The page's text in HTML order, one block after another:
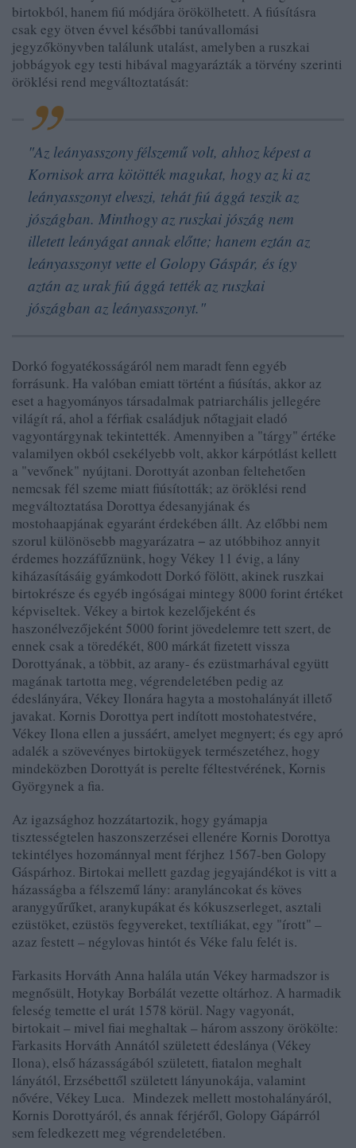
birtokból, hanem fiú módjára örökölhetett. A fiúsításra
csak egy ötven évvel későbbi tanúvallomási
jegyzőkönyvben találunk utalást, amelyben a ruszkai
jobbágyok egy testi hibával magyarázták a törvény szerinti
öröklési rend megváltoztatását:
"Az leányasszony félszemű volt, ahhoz képest a
Kornisok arra kötötték magukat, hogy az ki az
leányasszonyt elveszi, tehát fiú ággá teszik az
jószágban. Minthogy az ruszkai jószág nem
illetett leányágat annak előtte; hanem eztán az
leányasszonyt vette el Golopy Gáspár, és így
aztán az urak fiú ággá tették az ruszkai
jószágban az leányasszonyt."
Dorkó fogyatékosságáról nem maradt fenn egyéb
forrásunk. Ha valóban emiatt történt a fiúsítás, akkor az
eset a hagyományos társadalmak patriarchális jellegére
világít rá, ahol a férfiak családjuk nőtagjait eladó
vagyontárgynak tekintették. Amennyiben a "tárgy" értéke
valamilyen okból csekélyebb volt, akkor kárpótlást kellett
a "vevőnek" nyújtani. Dorottyát azonban feltehetően
nemcsak fél szeme miatt fiúsították; az öröklési rend
megváltoztatása Dorottya édesanyjának és
mostohaapjának egyaránt érdekében állt. Az előbbi nem
szorul különösebb magyarázatra − az utóbbihoz annyit
érdemes hozzáfűznünk, hogy Vékey 11 évig, a lány
kiházasításáig gyámkodott Dorkó fölött, akinek ruszkai
birtokrésze és egyéb ingóságai mintegy 8000 forint értéket
képviseltek. Vékey a birtok kezelőjeként és
haszonélvezőjeként 5000 forint jövedelemre tett szert, de
ennek csak a töredékét, 800 márkát fizetett vissza
Dorottyának, a többit, az arany- és ezüstmarhával együtt
magának tartotta meg, végrendeletében pedig az
édeslányára, Vékey Ilonára hagyta a mostohalányát illető
javakat. Kornis Dorottya pert indított mostohatestvére,
Vékey Ilona ellen a jussáért, amelyet megnyert; és egy apró
adalék a szövevényes birtokügyek természetéhez, hogy
mindeközben Dorottyát is perelte féltestvérének, Kornis
Györgynek a fia.
Az igazsághoz hozzátartozik, hogy gyámapja
tisztességtelen haszonszerzései ellenére Kornis Dorottya
tekintélyes hozománnyal ment férjhez 1567-ben Golopy
Gáspárhoz. Birtokai mellett gazdag jegyajándékot is vitt a
házasságba a félszemű lány: aranyláncokat és köves
aranygyűrűket, aranykupákat és kókuszserleget, asztali
ezüstöket, ezüstös fegyvereket, textíliákat, egy "írott" –
azaz festett – négylovas hintót és Véke falu felét is.
Farkasits Horváth Anna halála után Vékey harmadszor is
megnősült, Hotykay Borbálát vezette oltárhoz. A harmadik
feleség temette el urát 1578 körül. Nagy vagyonát,
birtokait – mivel fiai meghaltak – három asszony örökölte:
Farkasits Horváth Annától született édeslánya (Vékey
Ilona), első házasságából született, fiatalon meghalt
lányától, Erzsébettől született lányunokája, valamint
nővére, Vékey Luca. Mindezek mellett mostohalányáról,
Kornis Dorottyáról, és annak férjéről, Golopy Gápárról
sem feledkezett meg végrendeletében.